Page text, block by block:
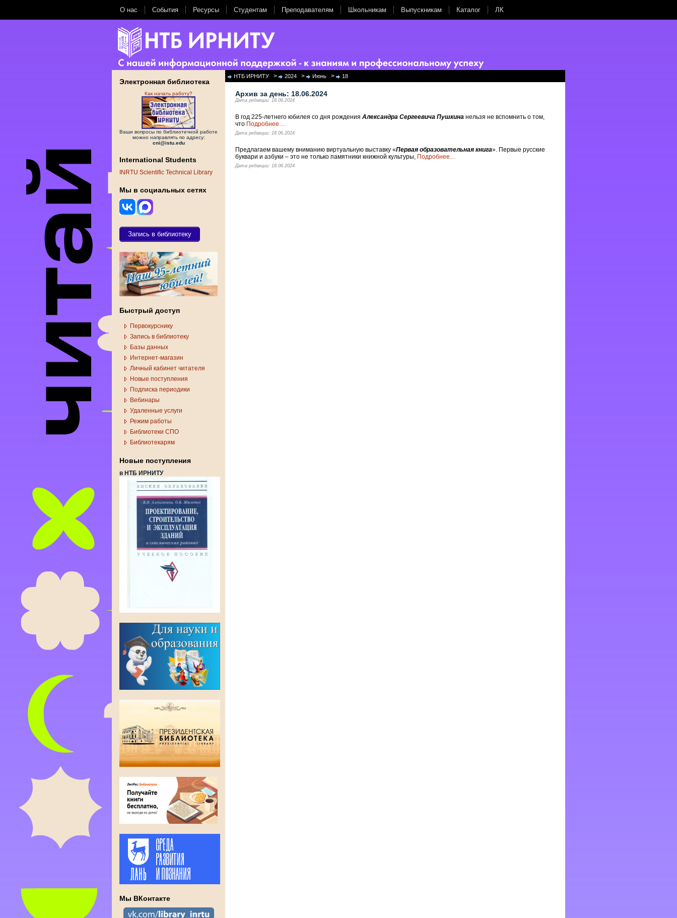
О нас События Ресурсы Студентам Преподавателям Школьникам Выпускникам Каталог ЛК
Электронная библиотека
Как начать работу?
Ваши вопросы по библиотечной работе
можно направлять по адресу:
cni@istu.edu
International Students
INRTU Scientific Technical Library
Мы в социальных сетях
Запись в библиотеку
Быстрый доступ
Первокурснику
Запись в библиотеку
Базы данных
Интернет-магазин
Личный кабинет читателя
Новые поступления
Подписка периодики
Вебинары
Удаленные услуги
Режим работы
Библиотеки СПО
Библиотекарям
Новые поступления
в НТБ ИРНИТУ
Мы ВКонтакте
НТБ ИРНИТУ > 2024 > Июнь > 18
Архив за день: 18.06.2024
Дата редакции: 18.06.2024
В год 225-летнего юбилея со дня рождения Александра Сергеевича Пушкина нельзя не вспомнить о том,
что Подробнее…
Дата редакции: 18.06.2024
Предлагаем вашему вниманию виртуальную выставку «Первая образовательная книга». Первые русские
буквари и азбуки – это не только памятники книжной культуры, Подробнее…
Дата редакции: 18.06.2024